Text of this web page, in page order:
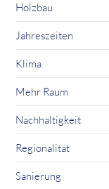
Holzbau
Jahreszeiten
Klima
Mehr Raum
Nachhaltigkeit
Regionalität
Sanierung